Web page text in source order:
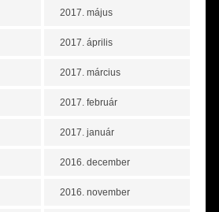
2017. május
2017. április
2017. március
2017. február
2017. január
2016. december
2016. november